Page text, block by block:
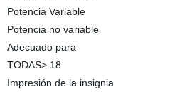
Potencia Variable
Potencia no variable
Adecuado para
TODAS> 18
Impresión de la insignia